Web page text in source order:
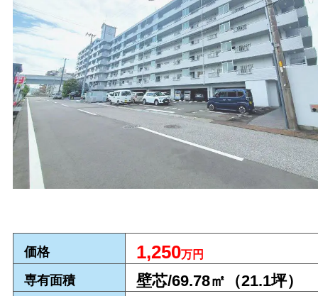
価格 1,250万円
専有面積 壁芯/69.78㎡（21.1坪）